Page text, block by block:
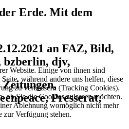
Erde. Mit dem
an FAZ, Bild,
bzberlin, djv,
Presserat,
Website. Einige von ihnen sind
während andere uns helfen, diese
zu verbessern (Tracking Cookies).
ob Sie die Cookies zulassen möchten.
Ablehnung womöglich nicht mehr
zur Verfügung stehen.